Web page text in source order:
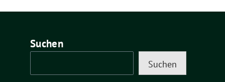
Suchen
Suchen